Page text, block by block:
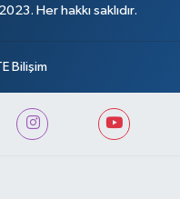
Her hakkı saklıdır.
Bilişim